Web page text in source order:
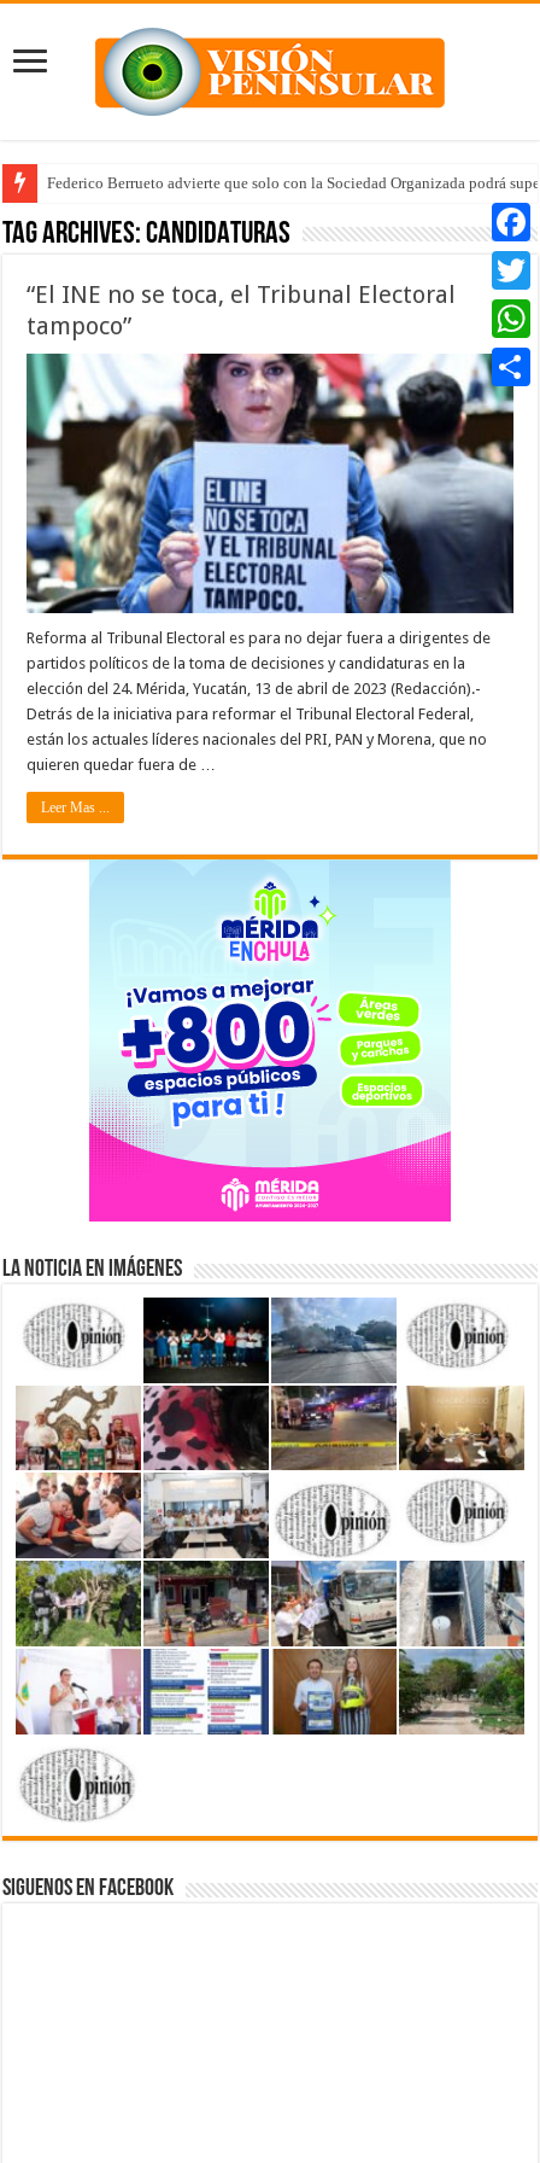
Federico Berrueto advierte que solo con la Sociedad Organizada podrá
Tag Archives:CANDIDATURAS
“El INE no se toca, el Tribunal Electoral
tampoco”
Reforma al Tribunal Electoral es para no dejar fuera a dirigentes de
partidos políticos de la toma de decisiones y candidaturas en la
elección del 24. Mérida, Yucatán, 13 de abril de 2023 (Redacción).-
Detrás de la iniciativa para reformar el Tribunal Electoral Federal,
están los actuales líderes nacionales del PRI, PAN y Morena, que no
quieren quedar fuera de …
Leer Mas ...
La Noticia en Imágenes
Siguenos en Facebook
Twitter